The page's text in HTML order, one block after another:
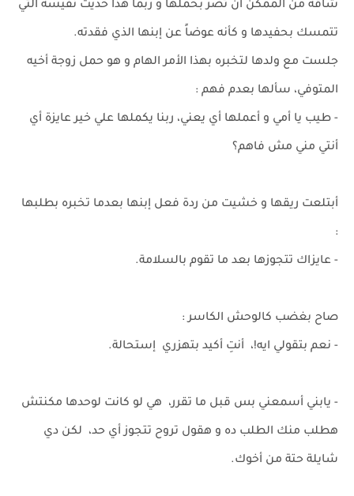
شاقة من الممكن أن تضر بحملها و ربما هذا حديث نفيسة التي
تتمسك بحفيدها و كأنه عوضاً عن إبنها الذي فقدته.
جلست مع ولدها لتخبره بهذا الأمر الهام و هو حمل زوجة أخيه
المتوفي، سألها بعدم فهم :
- طيب يا أمي و أعملها أي يعني، ربنا يكملها علي خير عايزة أي
أنتي مني مش فاهم؟
أبتلعت ريقها و خشيت من ردة فعل إبنها بعدما تخبره بطلبها
:
- عايزاك تتجوزها بعد ما تقوم بالسلامة.
صاح بغضب كالوحش الكاسر :
- نعم بتقولي ايه!، أنتِ أكيد بتهزري إستحالة.
- يابني أسمعني بس قبل ما تقرر، هي لو كانت لوحدها مكنتش
هطلب منك الطلب ده و هقول تروح تتجوز أي حد، لكن دي
شايلة حتة من أخوك.